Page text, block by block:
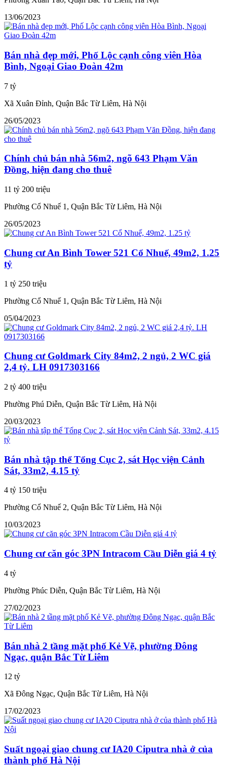
13/06/2023
Bán nhà đẹp mới, Phố Lộc cạnh công viên Hòa
Bình, Ngoại Giao Đoàn 42m
7 tỷ
Xã Xuân Đỉnh, Quận Bắc Từ Liêm, Hà Nội
26/05/2023
Chính chủ bán nhà 56m2, ngõ 643 Phạm Văn
Đồng, hiện đang cho thuê
11 tỷ 200 triệu
Phường Cổ Nhuế 1, Quận Bắc Từ Liêm, Hà Nội
26/05/2023
Chung cư An Bình Tower 521 Cổ Nhuế, 49m2, 1.25
tỷ
1 tỷ 250 triệu
Phường Cổ Nhuế 1, Quận Bắc Từ Liêm, Hà Nội
05/04/2023
Chung cư Goldmark City 84m2, 2 ngủ, 2 WC giá
2,4 tỷ. LH 0917303166
2 tỷ 400 triệu
Phường Phú Diễn, Quận Bắc Từ Liêm, Hà Nội
20/03/2023
Bán nhà tập thể Tổng Cục 2, sát Học viện Cảnh
Sát, 33m2, 4.15 tỷ
4 tỷ 150 triệu
Phường Cổ Nhuế 2, Quận Bắc Từ Liêm, Hà Nội
10/03/2023
Chung cư căn góc 3PN Intracom Cầu Diễn giá 4 tỷ
4 tỷ
Phường Phúc Diễn, Quận Bắc Từ Liêm, Hà Nội
27/02/2023
Bán nhà 2 tầng mặt phố Kẻ Vẽ, phường Đông
Ngạc, quận Bắc Từ Liêm
12 tỷ
Xã Đông Ngạc, Quận Bắc Từ Liêm, Hà Nội
17/02/2023
Suất ngoại giao chung cư IA20 Ciputra nhà ở của
thành phố Hà Nội